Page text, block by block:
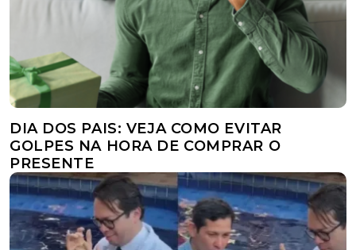
DIA DOS PAIS: VEJA COMO EVITAR
GOLPES NA HORA DE COMPRAR O
PRESENTE